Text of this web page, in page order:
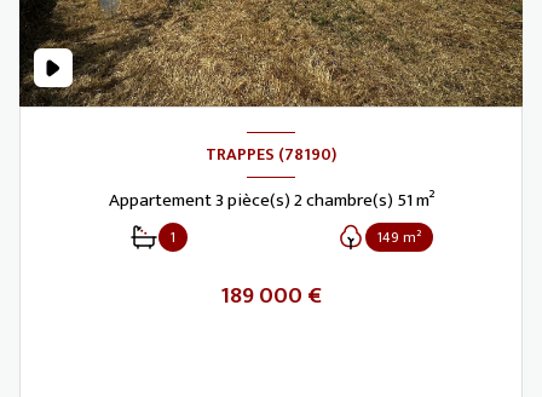
TRAPPES (78190)
Appartement 3 pièce(s) 2 chambre(s) 51 m²
1 149 m²
189 000 €